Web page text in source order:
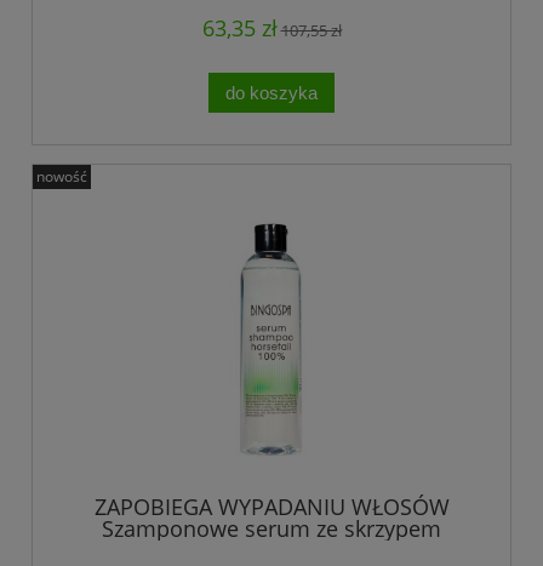
63,35 zł107,55 zł
do koszyka
ZAPOBIEGA WYPADANIU WŁOSÓW
Szamponowe serum ze skrzypem
polnym 100% BINGOSPA
nowość